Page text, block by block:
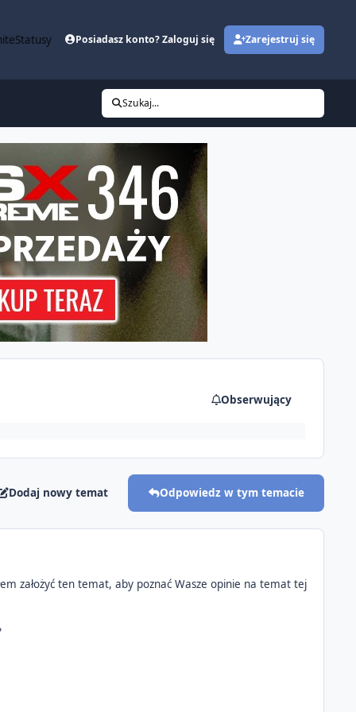
Statusy Posiadasz konto? Zaloguj się Zarejestruj się
Szukaj...
Obserwujący
Dodaj nowy temat Odpowiedz w tym temacie
założyć ten temat, aby poznać Wasze opinie na temat tej